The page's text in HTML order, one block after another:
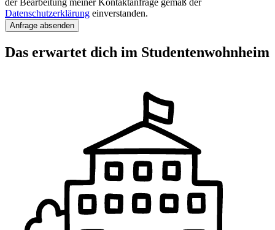
der Bearbeitung meiner Kontaktanfrage gemäß der
Datenschutzerklärung einverstanden.
Anfrage absenden
Das erwartet dich im Studenten­wohnheim